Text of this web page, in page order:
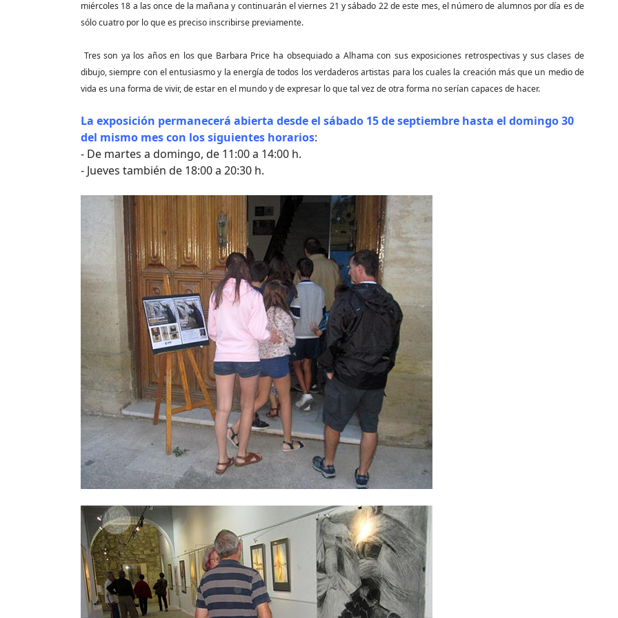
miércoles 18 a las once de la mañana y continuarán el viernes 21 y sábado 22 de este mes, el número de alumnos por día es de
sólo cuatro por lo que es preciso inscribirse previamente.
Tres son ya los años en los que Barbara Price ha obsequiado a Alhama con sus exposiciones retrospectivas y sus clases de
dibujo, siempre con el entusiasmo y la energía de todos los verdaderos artistas para los cuales la creación más que un medio de
vida es una forma de vivir, de estar en el mundo y de expresar lo que tal vez de otra forma no serían capaces de hacer.
La exposición permanecerá abierta desde el sábado 15 de septiembre hasta el domingo 30
del mismo mes con los siguientes horarios:
- De martes a domingo, de 11:00 a 14:00 h.
- Jueves también de 18:00 a 20:30 h.